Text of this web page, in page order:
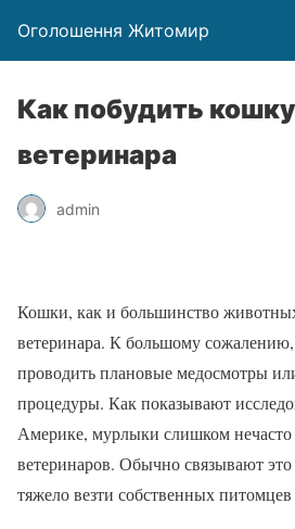
Оголошення Житомир
Как побудить
ветеринара
admin
Кошки, как и большинство
ветеринара. К большому
проводить плановые медосмотры
процедуры. Как показывают
Америке, мурлыки слишком
ветеринаров. Обычно связывают
тяжело везти собственных